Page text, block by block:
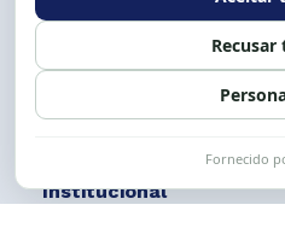
Siga nossas redes
Institucional